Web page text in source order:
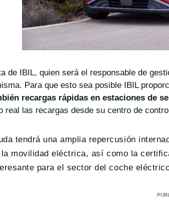
de IBIL, quien será el responsable de
Para que esto sea posible IBIL
recargas rápidas en estaciones de
real las recargas desde su centro de
tendrá una amplia repercusión
movilidad eléctrica, así como la
para el sector del coche